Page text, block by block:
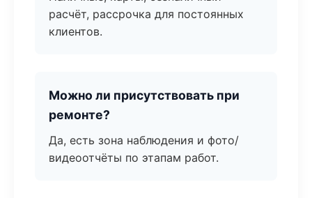
расчёт, рассрочка для постоянных
клиентов.
Можно ли присутствовать при
ремонте?
Да, есть зона наблюдения и фото/
видеоотчёты по этапам работ.